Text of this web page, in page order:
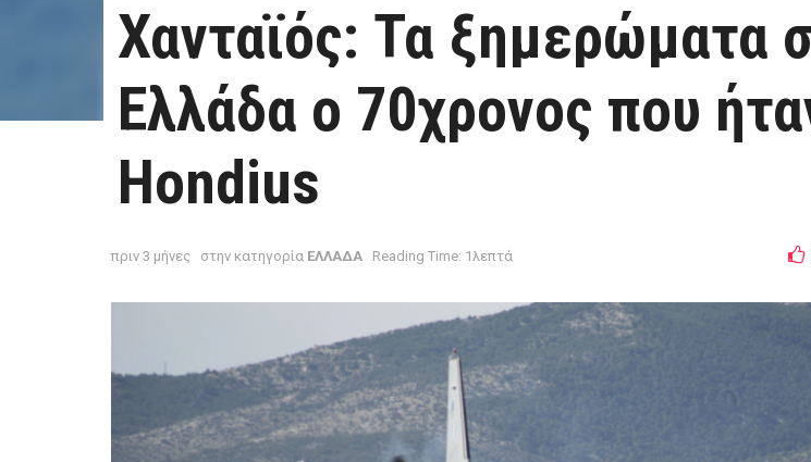
Χανταϊός: Τα ξημερώματα
Ελλάδα ο 70χρονος που
Hondius
πριν 3 μήνες στην κατηγορία ΕΛΛΑΔΑ Reading Time: 1λεπτά